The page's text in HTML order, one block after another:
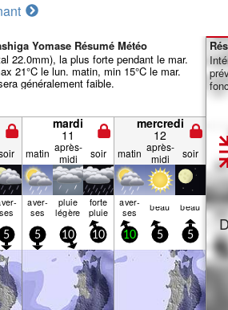
Yomase Résumé Météo
22.0mm), la plus forte pendant le mar.
21°C le lun. matin, min 15°C le mar.
généralement faible.
mardi
11
mercredi
12
matin après-
midi
soir matin après-
midi
soir
ses
aver­
ses
pluie
légère
forte
pluie
aver­
ses beau beau
5 5 10 10 10 5 5